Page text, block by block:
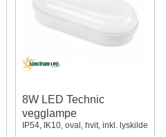
8W LED Technic
vegglampe
IP54, IK10, oval, hvit, inkl. lyskilde